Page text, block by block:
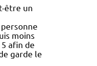
être un
moins
afin de
garde le